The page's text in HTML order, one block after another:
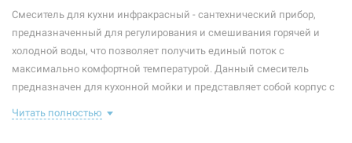
Тип смесителя (крана): гибридный
Материал корпуса смесителя (крана):
Тип излива:
Смеситель для кухни инфракрасный - сантехнический прибор,
предназначенный для регулирования и смешивания горячей и
холодной воды, что позволяет получить единый поток с
максимально комфортной температурой. Данный смеситель
предназначен для кухонной мойки и представляет собой корпус с
позволяющего "запоминать" температуру воды,
Читать полностью